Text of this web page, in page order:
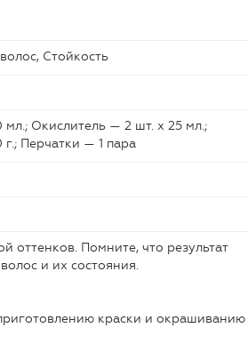
Стойкость
Окислитель — 2 шт. х 25 мл.;
Перчатки — 1 пара
оттенков. Помните, что результат
и их состояния.
краски и окрашиванию